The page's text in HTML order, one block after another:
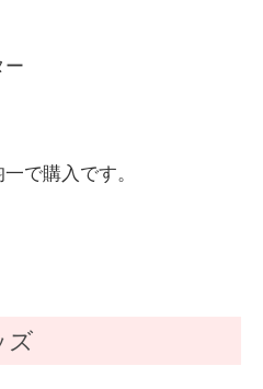
で購入です。
ズ